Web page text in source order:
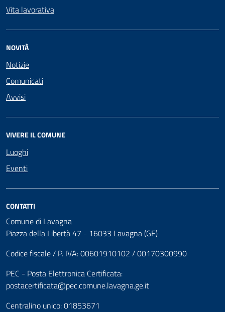
Vita lavorativa
NOVITÀ
Notizie
Comunicati
Avvisi
VIVERE IL COMUNE
Luoghi
Eventi
CONTATTI
Comune di Lavagna
Piazza della Libertà 47 - 16033 Lavagna (GE)
Codice fiscale / P. IVA: 00601910102 / 00170300990
PEC - Posta Elettronica Certificata:
postacertificata@pec.comune.lavagna.ge.it
Centralino unico: 01853671